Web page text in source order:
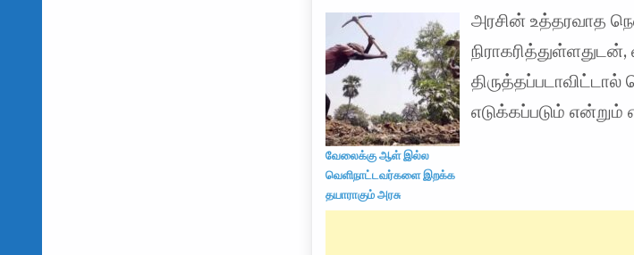
வேலைக்கு ஆள் இல்ல
வெளிநாட்டவர்களை இறக்க
தயாராகும் அரசு
அரசின் உத்தரவாத
எடுக்கப்படும் என்றும்